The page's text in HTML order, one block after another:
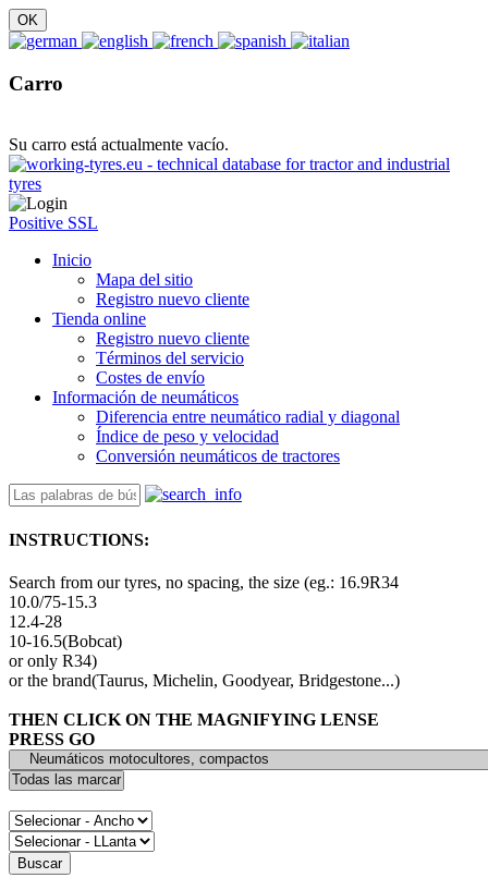
Carro
Su carro está actualmente vacío.
Positive SSL
Inicio
Mapa del sitio
Registro nuevo cliente
Tienda online
Registro nuevo cliente
Términos del servicio
Costes de envío
Información de neumáticos
Diferencia entre neumático radial y diagonal
Índice de peso y velocidad
Conversión neumáticos de tractores
INSTRUCTIONS:
Search from our tyres, no spacing, the size (eg.: 16.9R34
10.0/75-15.3
12.4-28
10-16.5(Bobcat)
or only R34)
or the brand(Taurus, Michelin, Goodyear, Bridgestone...)
THEN CLICK ON THE MAGNIFYING LENSE
PRESS GO